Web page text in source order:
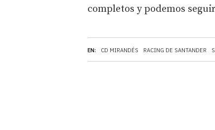
EN: CD MIRANDÉS RACING DE SANTANDER
completos y podemos